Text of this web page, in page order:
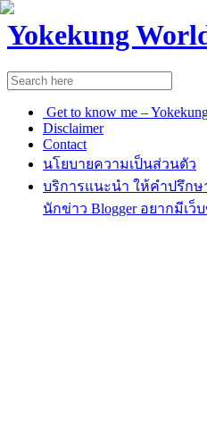
Yokekung
Get to know me –
Disclaimer
Contact
นโยบายความเป็นส่วนตัว
บริการแนะนำ ให้คำปรึกษ
นักข่าว Blogger อยากมีเว็